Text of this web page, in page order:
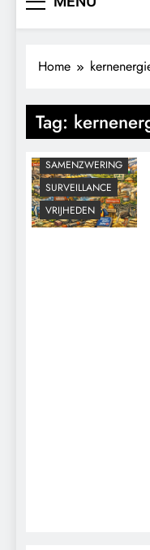
Home
Tag:
CONTROLE
KALENDER 2030
KLIMAATBEDROG
SAMENZWERING
SURVEILLANCE
VRIJHEDEN